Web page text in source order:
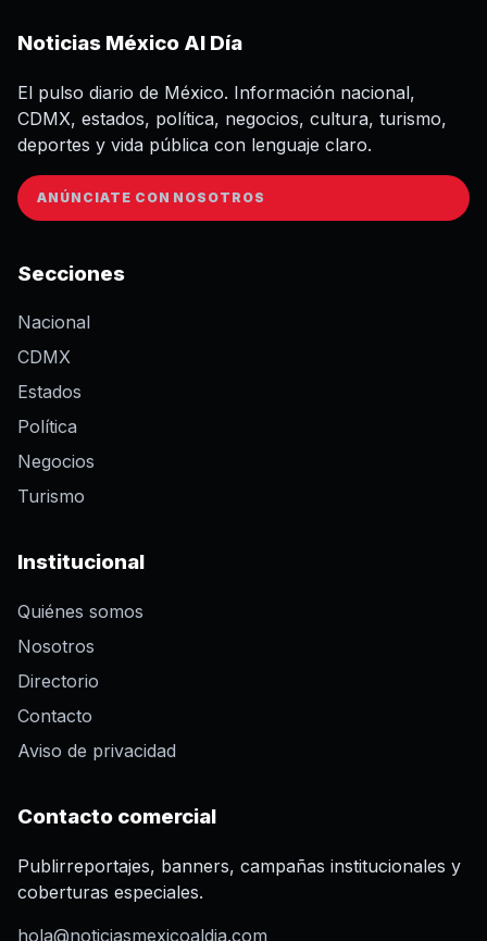
Noticias México Al Día
El pulso diario de México. Información nacional,
CDMX, estados, política, negocios, cultura, turismo,
deportes y vida pública con lenguaje claro.
ANÚNCIATE CON NOSOTROS
Secciones
Nacional
CDMX
Estados
Política
Negocios
Turismo
Institucional
Quiénes somos
Nosotros
Directorio
Contacto
Aviso de privacidad
Contacto comercial
Publirreportajes, banners, campañas institucionales y
coberturas especiales.
hola@noticiasmexicoaldia.com